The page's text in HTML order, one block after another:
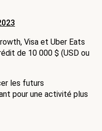
Visa et Uber Eats
de 10 000 $ (USD ou
les futurs
pour une activité plus